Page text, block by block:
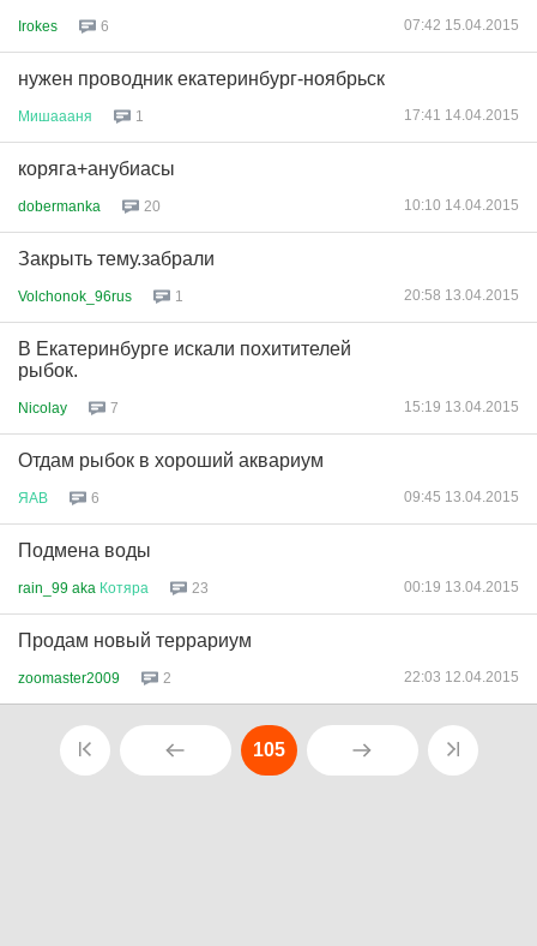
Irokes 6 07:42 15.04.2015
нужен проводник екатеринбург-ноябрьск
Мишаааня 1 17:41 14.04.2015
коряга+анубиасы
dobermanka 20 10:10 14.04.2015
Закрыть тему.забрали
Volchonok_96rus 1 20:58 13.04.2015
В Екатеринбурге искали похитителей
рыбок.
Nicolay 7 15:19 13.04.2015
Отдам рыбок в хороший аквариум
ЯАВ 6 09:45 13.04.2015
Подмена воды
rain_99 aka Котяра 23 00:19 13.04.2015
Продам новый террариум
zoomaster2009 2 22:03 12.04.2015
105